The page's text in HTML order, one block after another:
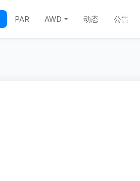
PAR AWD 动态 公告